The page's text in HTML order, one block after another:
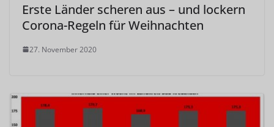
Erste Länder scheren aus – und lockern
Corona-Regeln für Weihnachten
27. November 2020